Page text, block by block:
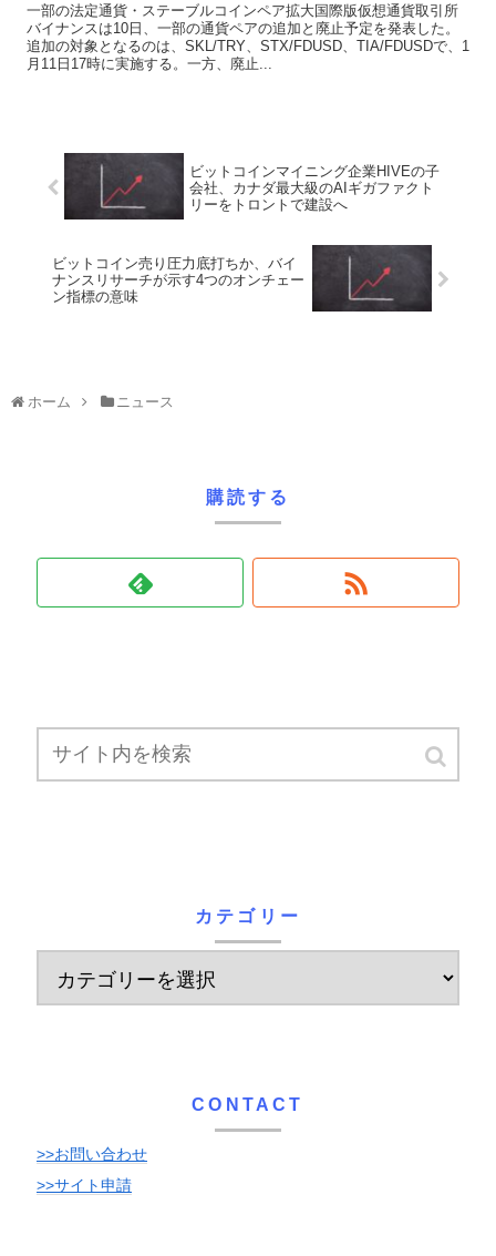
一部の法定通貨・ステーブルコインペア拡大国際版仮想通貨取引所
バイナンスは10日、一部の通貨ペアの追加と廃止予定を発表した。
追加の対象となるのは、SKL/TRY、STX/FDUSD、TIA/FDUSDで、1
月11日17時に実施する。一方、廃止...
ビットコインマイニング企業HIVEの子
会社、カナダ最大級のAIギガファクト
リーをトロントで建設へ
ビットコイン売り圧力底打ちか、バイ
ナンスリサーチが示す4つのオンチェー
ン指標の意味
ホーム ニュース
購読する
カテゴリー
CONTACT
>>お問い合わせ
>>サイト申請